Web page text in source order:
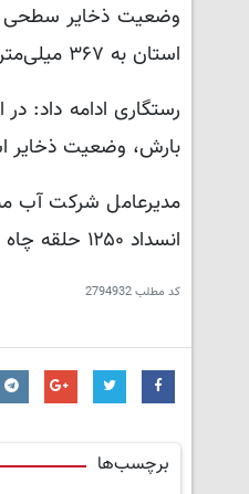
وضعیت ذخایر سطحی و
استان به ۳۶۷ میلی‌متر رسیده که در مقایسه با دوره مشابه سال قبل (۲۰۹.۸ میلی‌متر)، رشد ۷۴.۹ درصدی را نشان می‌دهد.
بارش، وضعیت ذخایر
مدیرعامل شرکت آب
انسداد ۱۲۵۰ حلقه چاه غیرمجاز در سال گذشته که بیشترین میزان در سال‌های اخیر محسوب می‌شود، خبرداد.
کد مطلب2794932
برچسب‌ها